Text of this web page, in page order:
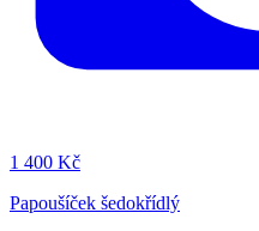
1 400 Kč
Papoušíček šedokřídlý